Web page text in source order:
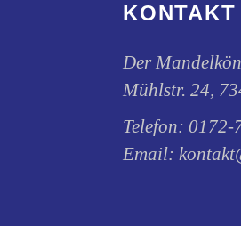
KONTAKT
Der
Mühlstr. 24,
Telefon:0172-
Email: